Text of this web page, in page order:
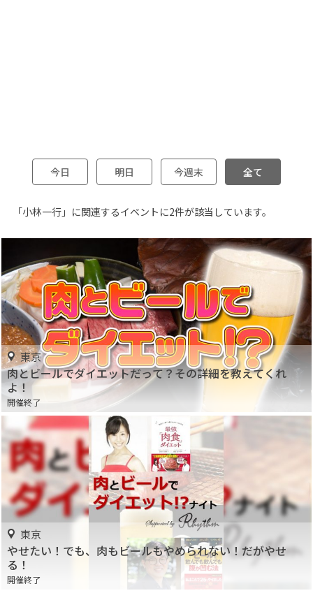
今日 明日 今週末 全て
「小林一行」に関連するイベントに2件が該当しています。
東京
肉とビールでダイエットだって？その詳細を教えてくれ
よ！
開催終了
東京
やせたい！でも、肉もビールもやめられない！だがやせ
る！
開催終了